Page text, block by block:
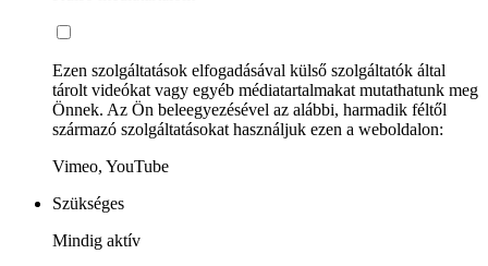
Ezen szolgáltatások elfogadásával külső szolgáltatók által
tárolt videókat vagy egyéb médiatartalmakat mutathatunk meg
Önnek. Az Ön beleegyezésével az alábbi, harmadik féltől
származó szolgáltatásokat használjuk ezen a weboldalon:
Vimeo, YouTube
Szükséges
Mindig aktív